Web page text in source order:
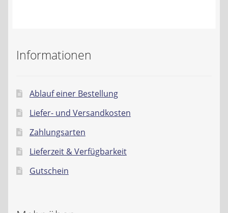
Widerrufsbelehrung
Datenschutzerklärung
Impressum
Informationen
Ablauf einer Bestellung
Liefer- und Versandkosten
Zahlungsarten
Lieferzeit & Verfügbarkeit
Gutschein